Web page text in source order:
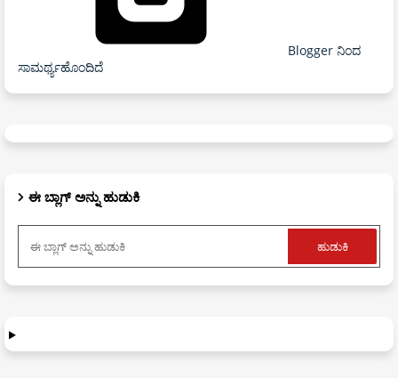
Blogger ನಿಂದ
ಸಾಮರ್ಥ್ಯಹೊಂದಿದೆ
ಈ ಬ್ಲಾಗ್ ಅನ್ನು ಹುಡುಕಿ